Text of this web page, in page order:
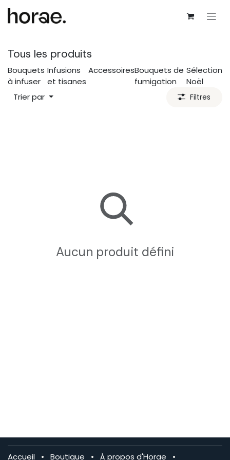
Tous les produits
Bouquets
à infuser
Infusions
et tisanes
AccessoiresBouquets de
fumigation
Sélection
Noël
Trier par
Filtres
Aucun produit défini
Accueil • Boutique • À propos d'Horae •